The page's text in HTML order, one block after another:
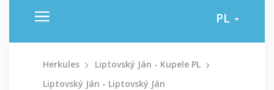
PL
Herkules
Liptovský Ján - Kupele PL
Liptovský Ján - Liptovský Ján